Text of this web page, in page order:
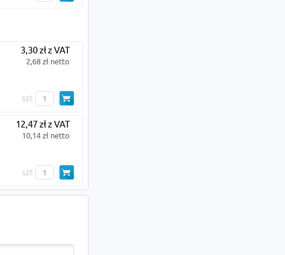
3,30 zł z VAT
2,68 zł netto
szt
12,47 zł z VAT
10,14 zł netto
szt